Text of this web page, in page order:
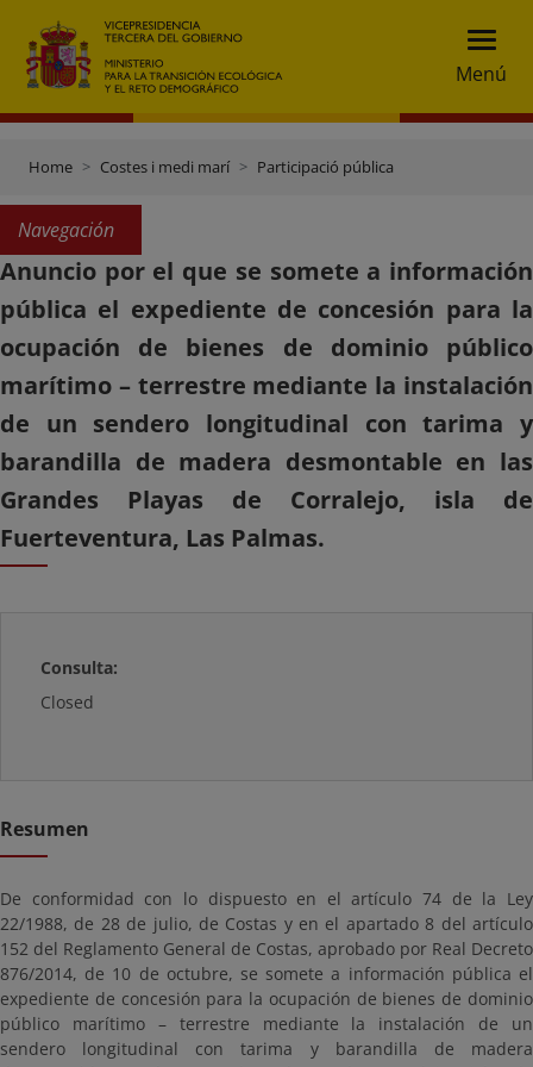
Menú
Home Costes i medi marí Participació pública
Navegación
Anuncio por el que se somete a información
pública el expediente de concesión para la
ocupación de bienes de dominio público
marítimo – terrestre mediante la instalación
de un sendero longitudinal con tarima y
barandilla de madera desmontable en las
Grandes Playas de Corralejo, isla de
Fuerteventura, Las Palmas.
Consulta:
Closed
Resumen
De conformidad con lo dispuesto en el artículo 74 de la Ley
22/1988, de 28 de julio, de Costas y en el apartado 8 del artículo
152 del Reglamento General de Costas, aprobado por Real Decreto
876/2014, de 10 de octubre, se somete a información pública el
expediente de concesión para la ocupación de bienes de dominio
público marítimo – terrestre mediante la instalación de un
sendero longitudinal con tarima y barandilla de madera